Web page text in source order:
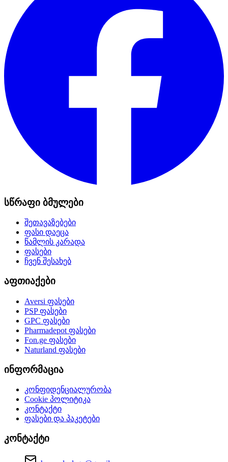
სწრაფი ბმულები
შეთავაზებები
ფასი დაეცა
წამლის კარადა
ფასები
ჩვენ შესახებ
აფთიაქები
Aversi ფასები
PSPფასები
GPC ფასები
Pharmadepot ფასები
Fon.ge ფასები
Naturland ფასები
ინფორმაცია
კონფიდენციალურობა
Cookie პოლიტიკა
კონტაქტი
ფასები და პაკეტები
კონტაქტი